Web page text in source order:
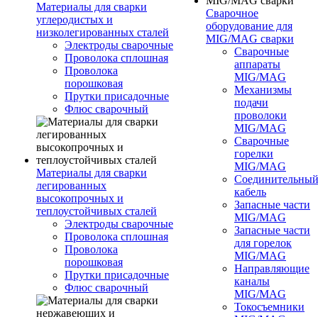
Материалы для сварки
углеродистых и
низколегированных сталей
Электроды сварочные
Проволока сплошная
Проволока
порошковая
Прутки присадочные
Флюс сварочный
Материалы для сварки
легированных
высокопрочных и
теплоустойчивых сталей
Электроды сварочные
Проволока сплошная
Проволока
порошковая
Прутки присадочные
Флюс сварочный
Сварочное
оборудование для
MIG/MAG сварки
Сварочные
аппараты
MIG/MAG
Механизмы
подачи
проволоки
MIG/MAG
Сварочные
горелки
MIG/MAG
Соединительный
кабель
Запасные части
MIG/MAG
Запасные части
для горелок
MIG/MAG
Направляющие
каналы
MIG/MAG
Токосъемники